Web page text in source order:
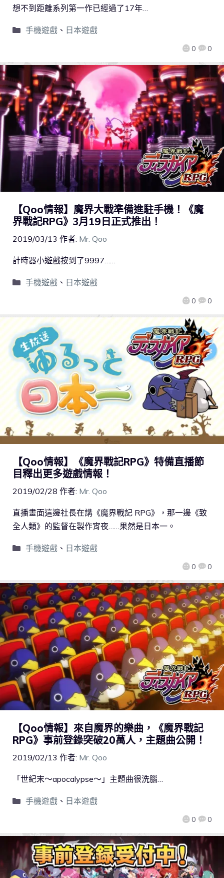
0 0
想不到距離系列第一作已經過了17年…
手機遊戲、 日本遊戲
【Qoo情報】魔界大戰準備進駐手機！《魔
界戰記RPG》3月19日正式推出！
2019/03/13 作者: Mr. Qoo
0 0
計時器小遊戲按到了9997……
手機遊戲、 日本遊戲
【Qoo情報】《魔界戰記RPG》特備直播節
目釋出更多遊戲情報！
2019/02/28 作者: Mr. Qoo
0 0
直播畫面這邊社長在講《魔界戰記 RPG》，那一邊《致
全人類》的監督在製作宵夜……果然是日本一。
手機遊戲、 日本遊戲
【Qoo情報】來自魔界的樂曲，《魔界戰記
RPG》事前登錄突破20萬人，主題曲公開！
2019/02/13 作者: Mr. Qoo
0 0
「世紀末～apocalypse～」主題曲很洗腦…
手機遊戲、 日本遊戲